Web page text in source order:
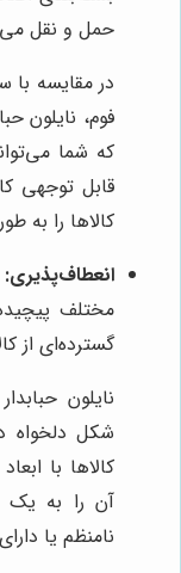
حمل و نقل
در مقایسه با
فوم، نایلون
که شما
قابل توجهی
کالاها را به
انعطاف‌پذیری:
مختلف
گسترده‌ای از
نایلون
شکل دلخواه
کالاها با
آن را به یک
نامنظم یا